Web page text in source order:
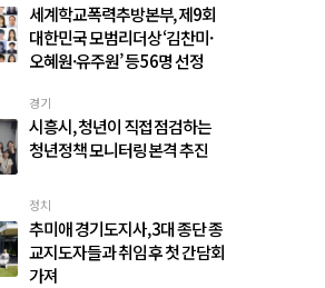
세계학교폭력추방본부, 제9회
대한민국 모범리더상 ‘김찬미·
오혜원·유주원’ 등 56명 선정
경기
시흥시, 청년이 직접 점검하는
청년정책 모니터링 본격 추진
정치
추미애 경기도지사, 3대 종단 종
교지도자들과 취임 후 첫 간담회
가져